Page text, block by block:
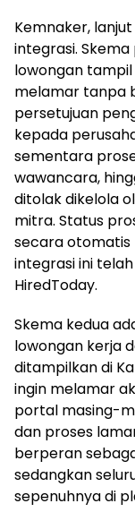
Kemnaker,
integrasi.
lowongan
melamar tanpa
persetujuan
kepada
sementara
wawancara,
ditolak dikelola
mitra. Status
secara otomatis
integrasi ini
HiredToday.
Skema kedua
lowongan kerja
ditampilkan di
ingin melamar
portal masing-
dan proses
berperan
sedangkan
sepenuhnya di